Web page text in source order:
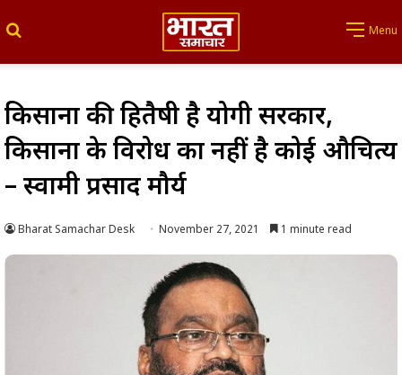
Menu
किसानों की हितैषी है योगी सरकार,
किसानों के विरोध का नहीं है कोई औचित्य
– स्वामी प्रसाद मौर्य
Bharat Samachar Desk November 27, 2021 1 minute read